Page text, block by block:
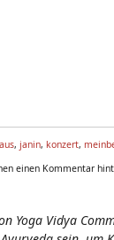
, janin, konzert,
einen Kommentar
Yoga Vidya